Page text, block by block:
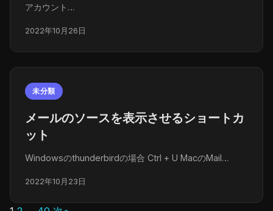
アカウント…
2022年10月26日
未分類
メールのソースを表示させるショートカ
ット
Windowsのthunderbirdの場合 Ctrl + U MacのMail…
2022年10月23日